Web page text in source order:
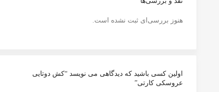
هنوز بررسی‌ای ثبت نشده است.
اولین کسی باشید که دیدگاهی می نویسد “کش دو‌تایی
عروسکی کارتی”